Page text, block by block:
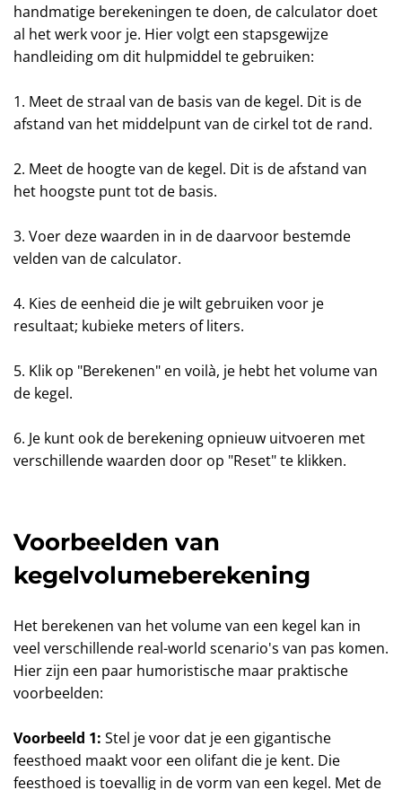
handmatige berekeningen te doen, de calculator doet
al het werk voor je. Hier volgt een stapsgewijze
handleiding om dit hulpmiddel te gebruiken:
1. Meet de straal van de basis van de kegel. Dit is de
afstand van het middelpunt van de cirkel tot de rand.
2. Meet de hoogte van de kegel. Dit is de afstand van
het hoogste punt tot de basis.
3. Voer deze waarden in in de daarvoor bestemde
velden van de calculator.
4. Kies de eenheid die je wilt gebruiken voor je
resultaat; kubieke meters of liters.
5. Klik op "Berekenen" en voilà, je hebt het volume van
de kegel.
6. Je kunt ook de berekening opnieuw uitvoeren met
verschillende waarden door op "Reset" te klikken.
Voorbeelden van
kegelvolumeberekening
Het berekenen van het volume van een kegel kan in
veel verschillende real-world scenario's van pas komen.
Hier zijn een paar humoristische maar praktische
voorbeelden:
Voorbeeld 1: Stel je voor dat je een gigantische
feesthoed maakt voor een olifant die je kent. Die
feesthoed is toevallig in de vorm van een kegel. Met de